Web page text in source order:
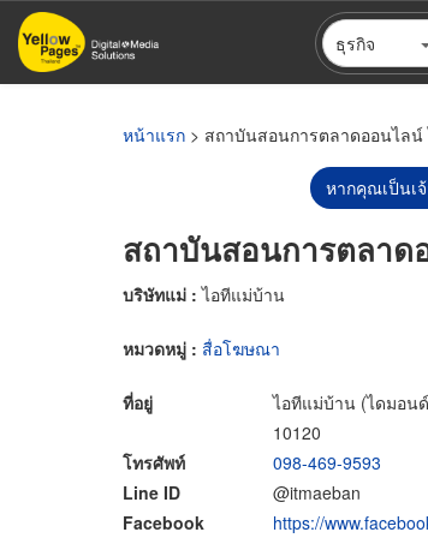
ข้าม
ไป
ธุรกิจ
หน้าแรก > สถาบันสอนการตลาดออนไล
หากคุณเป็นเ
สถาบันสอนการตลา
บริษัทแม่ :ไอทีแม่บ้าน
หมวดหมู่ : สื่อโฆษณา
ที่อยู่
ไอทีแม่บ้าน (ไดมอน
10120
โทรศัพท์
098-469-9593
Line ID
@itmaeban
Facebook
https://